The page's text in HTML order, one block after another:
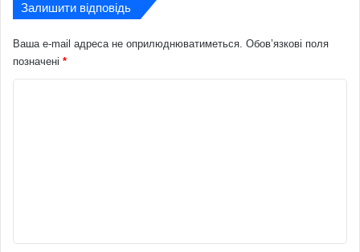
Залишити відповідь
Ваша e-mail адреса не оприлюднюватиметься. Обов’язкові поля
позначені *